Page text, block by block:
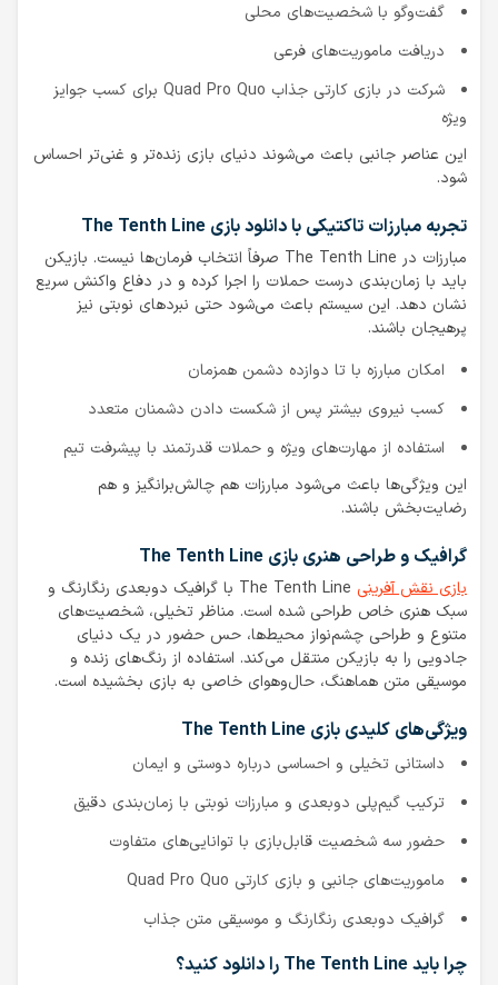
گفت‌وگو با شخصیت‌های محلی
دریافت ماموریت‌های فرعی
شرکت در بازی کارتی جذاب Quad Pro Quo برای کسب جوایز
ویژه
این عناصر جانبی باعث می‌شوند دنیای بازی زنده‌تر و غنی‌تر احساس
شود.
تجربه مبارزات تاکتیکی با دانلود بازی The Tenth Line
مبارزات در The Tenth Line صرفاً انتخاب فرمان‌ها نیست. بازیکن
باید با زمان‌بندی درست حملات را اجرا کرده و در دفاع واکنش سریع
نشان دهد. این سیستم باعث می‌شود حتی نبردهای نوبتی نیز
پرهیجان باشند.
امکان مبارزه با تا دوازده دشمن همزمان
کسب نیروی بیشتر پس از شکست دادن دشمنان متعدد
استفاده از مهارت‌های ویژه و حملات قدرتمند با پیشرفت تیم
این ویژگی‌ها باعث می‌شود مبارزات هم چالش‌برانگیز و هم
رضایت‌بخش باشند.
گرافیک و طراحی هنری بازی The Tenth Line
بازی نقش آفرینی
The Tenth Line با گرافیک دوبعدی رنگارنگ و
سبک هنری خاص طراحی شده است. مناظر تخیلی، شخصیت‌های
متنوع و طراحی چشم‌نواز محیط‌ها، حس حضور در یک دنیای
جادویی را به بازیکن منتقل می‌کند. استفاده از رنگ‌های زنده و
موسیقی متن هماهنگ، حال‌وهوای خاصی به بازی بخشیده است.
ویژگی‌های کلیدی بازی The Tenth Line
داستانی تخیلی و احساسی درباره دوستی و ایمان
ترکیب گیم‌پلی دوبعدی و مبارزات نوبتی با زمان‌بندی دقیق
حضور سه شخصیت قابل‌بازی با توانایی‌های متفاوت
ماموریت‌های جانبی و بازی کارتی Quad Pro Quo
گرافیک دوبعدی رنگارنگ و موسیقی متن جذاب
چرا باید The Tenth Line را دانلود کنید؟